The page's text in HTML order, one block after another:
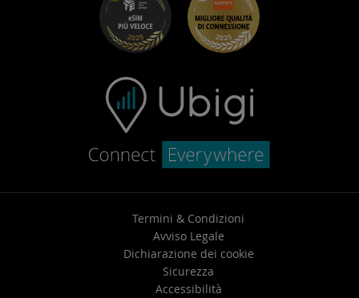
Centro assistenza
Contatta l’assistenza
Termini & Condizioni
Avviso Legale
Dichiarazione dei cookie
Sicurezza
Accessibilità